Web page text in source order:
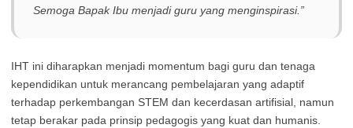
Semoga Bapak Ibu menjadi guru yang menginspirasi.”
IHT ini diharapkan menjadi momentum bagi guru dan tenaga
kependidikan untuk merancang pembelajaran yang adaptif
terhadap perkembangan STEM dan kecerdasan artifisial, namun
tetap berakar pada prinsip pedagogis yang kuat dan humanis.